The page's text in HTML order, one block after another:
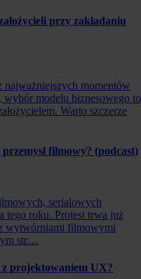
przy zakładaniu
najważniejszych momentów
modelu biznesowego to
Warto szczerze
filmowy? (podcast)
serialowych
tego roku. Protest trwa już
wytwórniami filmowymi
str…
z projektowaniem UX?